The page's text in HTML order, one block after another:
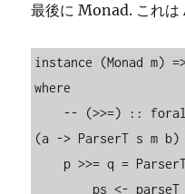
最後に Monad. これは
instance (Monad m)
where
(a -> ParserT s m b)